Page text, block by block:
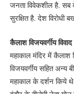
जनता विवेकशील है. सब
सुरक्षित है. देश विरोधी
कैलाश विजयवर्गीय विवाद
महाकाल मंदिर में कैलाश
विजयवर्गीय सहित
महाकाल के दर्शन किये